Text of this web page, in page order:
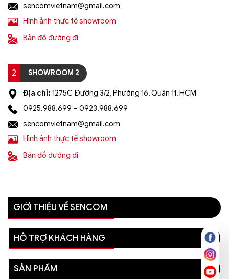
sencomvietnam@gmail.com
Hình ảnh thực tế showroom
Bản đồ đường đi
2 SHOWROOM 2
Địa chỉ: 1275C Đường 3/2, Phường 16, Quận 11, HCM
0925.988.699 – 0923.988.699
sencomvietnam@gmail.com
Hình ảnh thực tế showroom
Bản đồ đường đi
GIỚI THIỆU VỀ SENCOM
HỖ TRỢ KHÁCH HÀNG
SẢN PHẨM